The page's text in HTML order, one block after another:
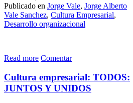
Publicado en Jorge Vale, Jorge Alberto
Vale Sanchez, Cultura Empresarial,
Desarrollo organizacional
Read more Comentar
Cultura empresarial: TODOS:
JUNTOS Y UNIDOS